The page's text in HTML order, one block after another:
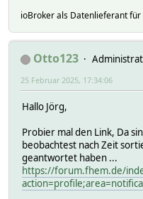
ioBroker als Datenlieferant für
Otto123
25 Februar 2025, 17:34:06
Hallo Jörg,
Probier mal den Link, Da
beobachtest nach Zeit
geantwortet haben ...
https://forum.fhem.de/